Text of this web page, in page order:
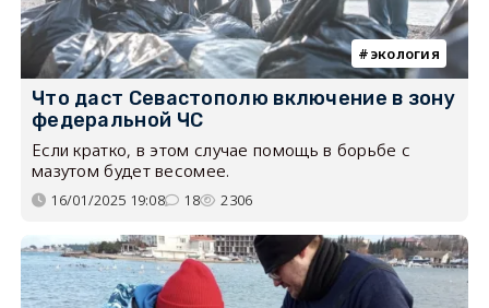
экология
Что даст Севастополю включение в зону
федеральной ЧС
Если кратко, в этом случае помощь в борьбе с
мазутом будет весомее.
16/01/2025 19:08 18 2306